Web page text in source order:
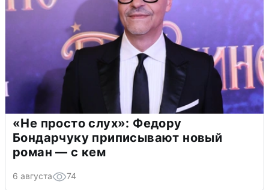
«Не просто слух»: Федору
Бондарчуку приписывают новый
роман — с кем
6 августа 74